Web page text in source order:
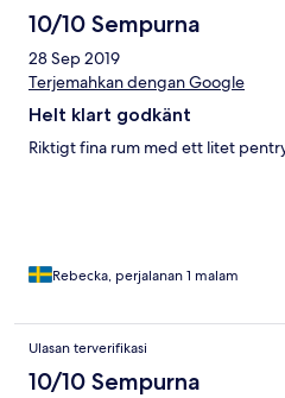
10/10 Sempurna
28 Sep 2019
Terjemahkan dengan Google
Helt klart godkänt
Riktigt fina rum med ett litet
Rebecka, perjalanan 1 malam
Ulasan terverifikasi
10/10 Sempurna